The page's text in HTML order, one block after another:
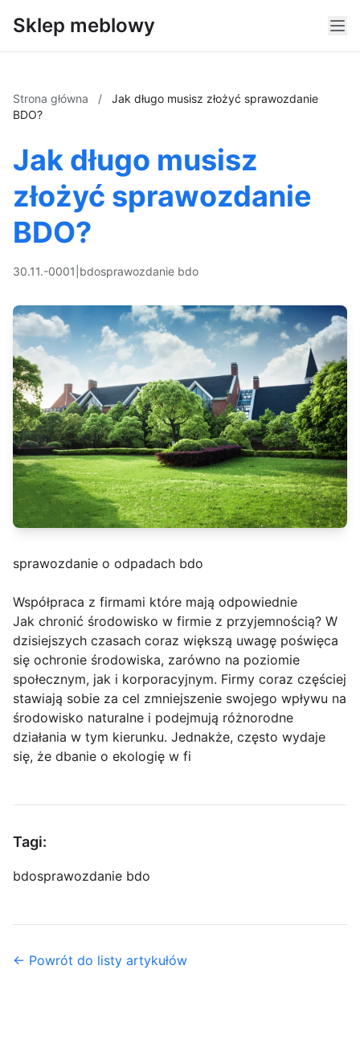
Sklep meblowy
Strona główna /
Jak długo musisz złożyć sprawozdanie
BDO?
Jak długo musisz
złożyć sprawozdanie
BDO?
30.11.-0001 bdosprawozdanie bdo
sprawozdanie o odpadach bdo
Współpraca z firmami które mają odpowiednie
Jak chronić środowisko w firmie z przyjemnością? W
dzisiejszych czasach coraz większą uwagę poświęca
się ochronie środowiska, zarówno na poziomie
społecznym, jak i korporacyjnym. Firmy coraz częściej
stawiają sobie za cel zmniejszenie swojego wpływu na
środowisko naturalne i podejmują różnorodne
działania w tym kierunku. Jednakże, często wydaje
się, że dbanie o ekologię w fi
Tagi:
bdosprawozdanie bdo
← Powrót do listy artykułów